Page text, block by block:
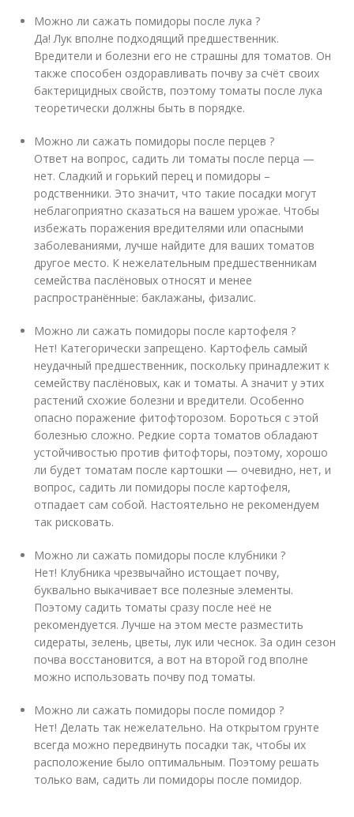
Можно ли сажать помидоры после лука ?
Да! Лук вполне подходящий предшественник.
Вредители и болезни его не страшны для томатов. Он
также способен оздоравливать почву за счёт своих
бактерицидных свойств, поэтому томаты после лука
теоретически должны быть в порядке.
Можно ли сажать помидоры после перцев ?
Ответ на вопрос, садить ли томаты после перца —
нет. Сладкий и горький перец и помидоры –
родственники. Это значит, что такие посадки могут
неблагоприятно сказаться на вашем урожае. Чтобы
избежать поражения вредителями или опасными
заболеваниями, лучше найдите для ваших томатов
другое место. К нежелательным предшественникам
семейства паслёновых относят и менее
распространённые: баклажаны, физалис.
Можно ли сажать помидоры после картофеля ?
Нет! Категорически запрещено. Картофель самый
неудачный предшественник, поскольку принадлежит к
семейству паслёновых, как и томаты. А значит у этих
растений схожие болезни и вредители. Особенно
опасно поражение фитофторозом. Бороться с этой
болезнью сложно. Редкие сорта томатов обладают
устойчивостью против фитофторы, поэтому, хорошо
ли будет томатам после картошки — очевидно, нет, и
вопрос, садить ли помидоры после картофеля,
отпадает сам собой. Настоятельно не рекомендуем
так рисковать.
Можно ли сажать помидоры после клубники ?
Нет! Клубника чрезвычайно истощает почву,
буквально выкачивает все полезные элементы.
Поэтому садить томаты сразу после неё не
рекомендуется. Лучше на этом месте разместить
сидераты, зелень, цветы, лук или чеснок. За один сезон
почва восстановится, а вот на второй год вполне
можно использовать почву под томаты.
Можно ли сажать помидоры после помидор ?
Нет! Делать так нежелательно. На открытом грунте
всегда можно передвинуть посадки так, чтобы их
расположение было оптимальным. Поэтому решать
только вам, садить ли помидоры после помидор.